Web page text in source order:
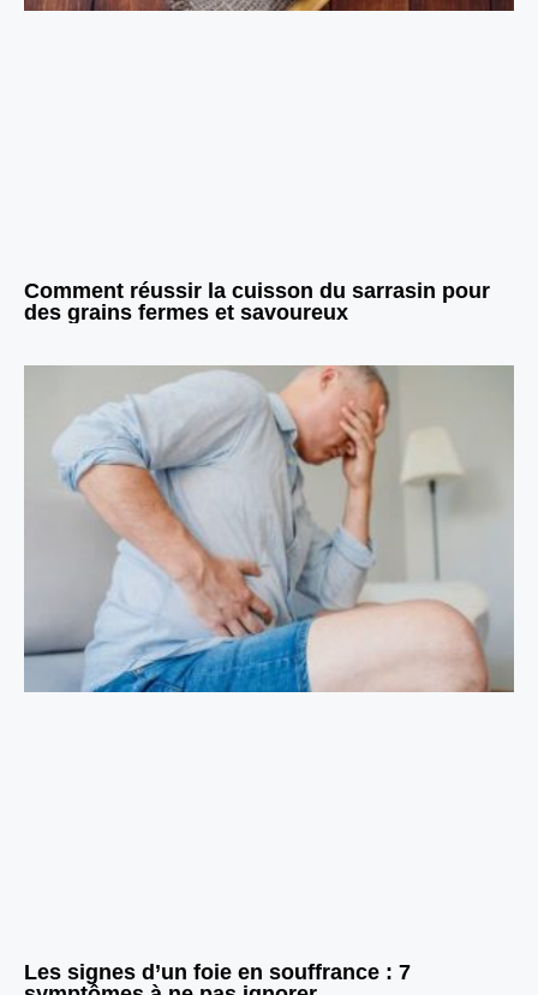
Comment réussir la cuisson du sarrasin pour
des grains fermes et savoureux
Les signes d’un foie en souffrance : 7